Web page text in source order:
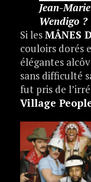
Jean-
Wendigo ?
Si lesMÂNES
couloirs dorés
élégantes
sans difficulté
fut pris de
Village